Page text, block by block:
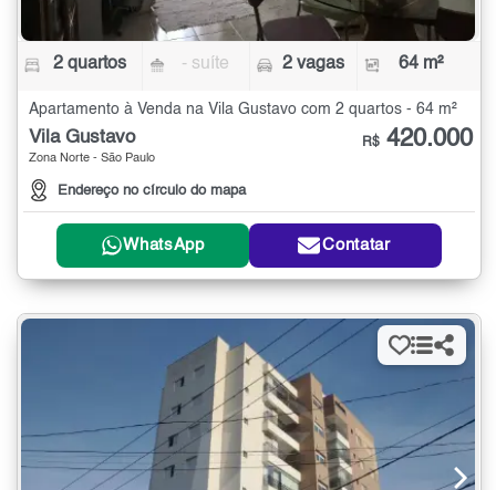
2 quartos - suíte 2 vagas 64 m²
Apartamento à Venda na Vila Gustavo com 2 quartos - 64 m²
Vila Gustavo
Zona Norte - São Paulo
Endereço no círculo do mapa
R$ 420.000
WhatsApp Contatar